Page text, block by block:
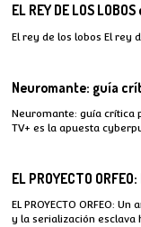
EL REY DE LOS
El rey de los lobos El rey
Neuromante: guía
Neuromante: guía crítica
TV+ es la apuesta
EL PROYECTO
EL PROYECTO ORFEO:
y la serialización esclava